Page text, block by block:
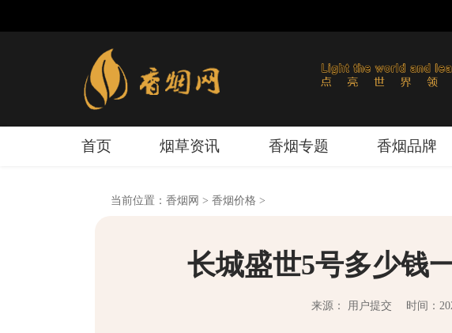
首页 烟草资讯 香烟专题 香烟品牌
当前位置： 香烟网 > 香烟价格 >
长城盛世5号多少钱
来源： 用户提交 时间：